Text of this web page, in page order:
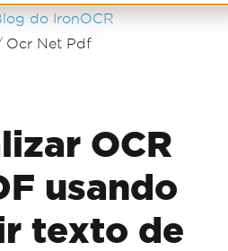
do IronOCR
Ocr Net Pdf
OCR
usando
texto de